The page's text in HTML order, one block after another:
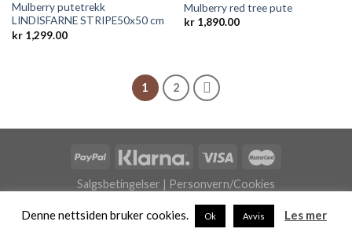
Mulberry putetrekk
LINDISFARNE STRIPE50x50 cm
kr1,299.00
Mulberry red tree pute
kr1,890.00
1 2
Salgsbetingelser | Personvern/Cookies
(org.nr. 993646296) - Driftet av
Eger Studio
Denne nettsiden bruker cookies. Ok Avvis Les mer